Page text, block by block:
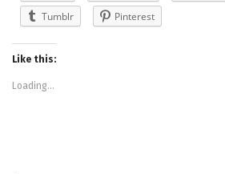
Tumblr
Pinterest
Like this:
Loading...